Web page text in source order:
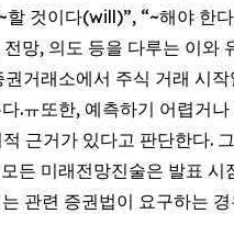
것이다(will)”, “~해야
, 의도 등을 다루는 이와
거래소에서 주식 거래 시
.ㅠ또한, 예측하기 어렵거
근거가 있다고 판단한다.
든 미래전망진술은 발표
관련 증권법이 요구하는